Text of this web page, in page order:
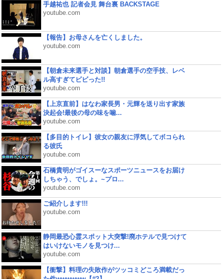
手越祐也 記者会見 舞台裏 BACKSTAGE
youtube.com
【報告】お母さんを亡くしました。
youtube.com
【朝倉未来選手と対談】朝倉選手の空手技、レベ
ル高すぎてビビった!!
youtube.com
【上京直前】はなわ家長男・元輝を送り出す家族
決起会!最後の母の味を噛...
youtube.com
【多目的トイレ】彼女の親友に浮気してボコられ
る彼氏
youtube.com
石橋貴明がゴイスーなスポーツニュースをお届け
しちゃう、でしょ。~プロ...
youtube.com
ご紹介します!!!
youtube.com
静岡最恐心霊スポット大突撃!廃ホテルで見つけて
はいけないモノを見つけ...
youtube.com
【衝撃】料理の失敗作がツッコミどころ満載だっ